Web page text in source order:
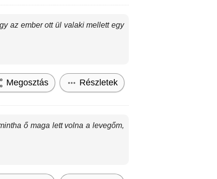
az ember ott ül valaki mellett egy
Megosztás Részletek
ő maga lett volna a levegőm,